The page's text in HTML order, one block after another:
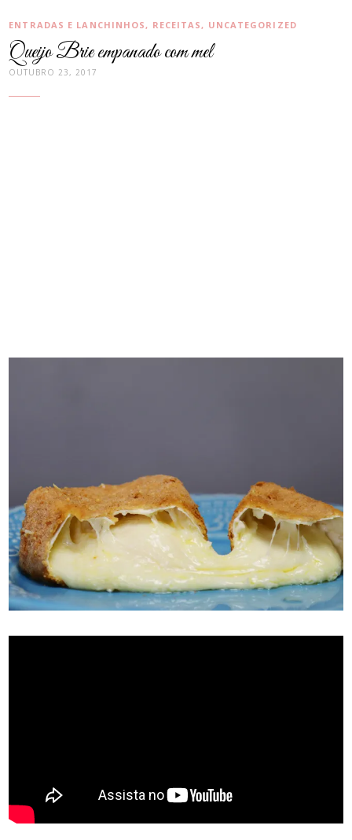
CATEGORIAS:
ENTRADAS E LANCHINHOS, RECEITAS, UNCATEGORIZED
Queijo Brie empanado com mel
OUTUBRO 23, 2017